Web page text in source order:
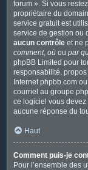
forum ». Si vous
propriétaire du
service gratuit est
service de gestion ou
aucun contrôle et ne
comment, où ou par
phpBB Limited pour
responsabilité,
Internet phpbb.com
courriel au groupe
ce logiciel vous
aucune réponse du
Haut
Comment puis-je
Pour l’ensemble des